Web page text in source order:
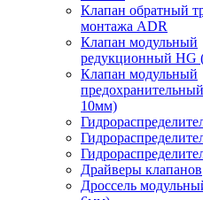
Клапан обратный
монтажа ADR
Клапан модульный
редукционный HG
Клапан модульный
10мм)
Драйверы клапанов
Дроссель